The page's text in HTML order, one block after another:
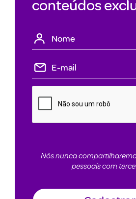
conteúdos
Nós nunca
pessoais com